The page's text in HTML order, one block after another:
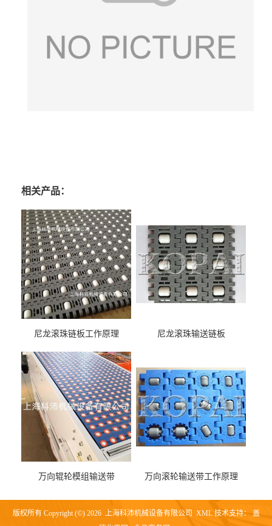
相关产品：
尼龙滚珠链板工作原理 尼龙滚珠输送链板
万向辊轮模组输送带 万向滚轮输送带工作原理
版权所有 Copyright (©) 2026 上海科沛机械设备有限公司 XML技术支持： 盖